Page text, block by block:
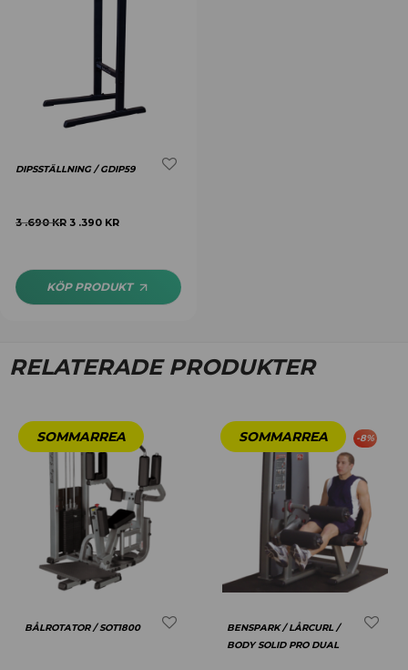
DIPSSTÄLLNING / GDIP59
3 .690KR 3 .390 KR
KÖP PRODUKT
RELATERADE PRODUKTER
BÅLROTATOR / SOT1800
-8%
BENSPARK / LÅRCURL /
BODY SOLID PRO DUAL